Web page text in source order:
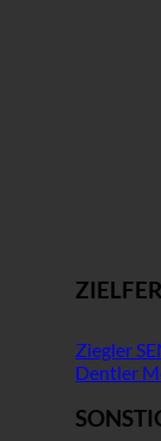
Ziegler
Dentler